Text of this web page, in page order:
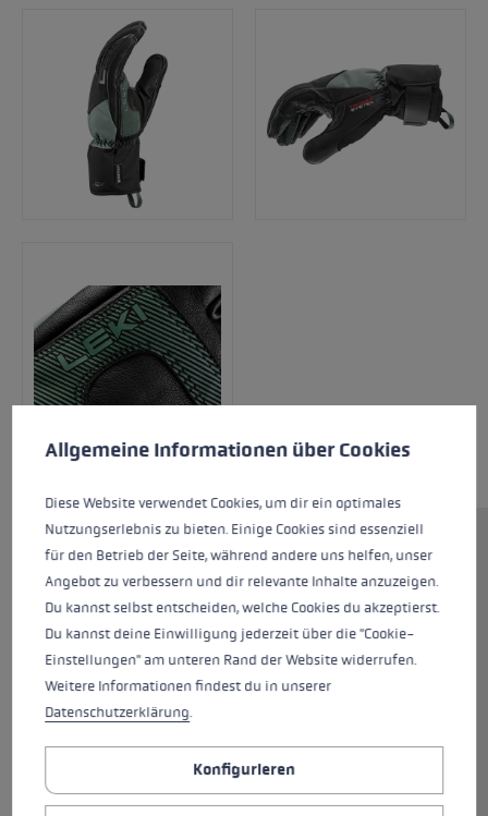
Mit dem Hevon Thermo 3D sind deine Hände
auch bei Minusgraden bestens geschützt! Eine
SOFT-TEX® Membrane in Kombination mit
einer Primaloft® Gold Isolierung sowie eine
Futterkombination aus Southern Pile und Micro
Bemberg schützen deine Hände optimal vor
Nässe und Minusgraden. Die Außenhand aus
aus 100% Premiumziegenleder und einem Grip
Patch. Diese Kombination sorgt für
Cookie-Voreinstellungen
Allgemeine Informationen über Cookies
Diese Website verwendet Cookies, um dir ein optimales
Nutzungserlebnis zu bieten. Einige Cookies sind essenziell
für den Betrieb der Seite, während andere uns helfen, unser
Angebot zu verbessern und dir relevante Inhalte anzuzeigen.
Du kannst selbst entscheiden, welche Cookies du akzeptierst.
Du kannst deine Einwilligung jederzeit über die "Cookie-
Einstellungen" am unteren Rand der Website widerrufen.
Weitere Informationen findest du in unserer
Datenschutzerklärung.
Konfigurieren